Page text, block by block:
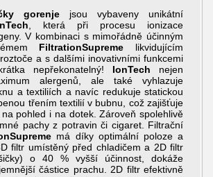
gorenje jsou vybaveny unikátní
, která při procesu ionizace
V kombinaci s mimořádně účinným
FiltrationSupreme likvidujícím
a s dalšími inovativními funkcemi
nepřekonatelný! IonTech nejen
alergenů, ale také vyhlazuje
a textiliích a navíc redukuje statickou
třením textilií v bubnu, což zajišťuje
pohled i na dotek. Zároveň spolehlivě
pachy z potravin či cigaret. Filtrační
má díky optimální poloze a
filtr umístěný před chladičem a 2D filtr
o 40 % vyšší účinnost, dokáže
částice prachu. 2D filtr efektivně